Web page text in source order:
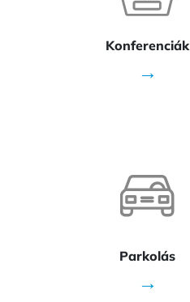
Konferenciák
→
Parkolás
→